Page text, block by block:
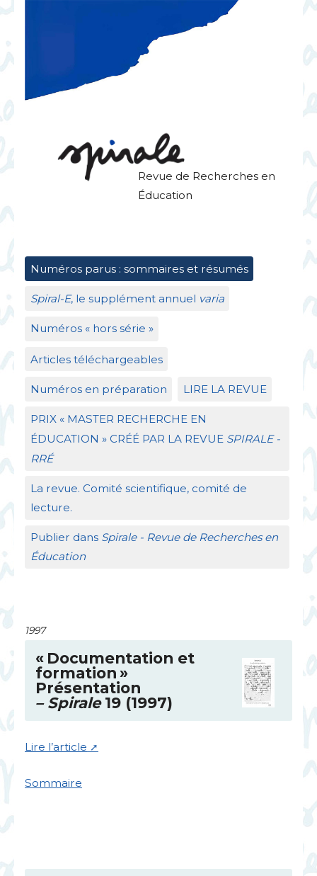
Revue de Recherches en
Éducation
Numéros parus : sommaires et résumés
Spiral-E, le supplément annuel varia
Numéros « hors série »
Articles téléchargeables
Numéros en préparation LIRE LA REVUE
PRIX« MASTER RECHERCHE EN
ÉDUCATION » CRÉÉ PAR LA REVUE SPIRALE-
RRÉ
La revue. Comité scientifique, comité de
lecture.
Publier dans Spirale - Revue de Recherches en
Éducation
1997
« Documentation et
formation»
Présentation
– Spirale19 (1997)
Lire l’article
Sommaire